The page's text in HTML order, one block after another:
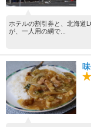
ホテルの割引券と、北海道
が、一人用の網で...